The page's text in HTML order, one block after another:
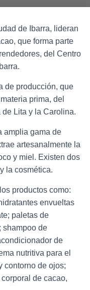
de Ibarra, lideran
que forma parte
del Centro
de producción, que
prima, del
Lita y la Carolina.
amplia gama de
artesanalmente la
y miel. Existen dos
la cosmética.
productos como:
envueltas
paletas de
shampoo de
de
nutritiva para el
contorno de ojos;
de cacao,